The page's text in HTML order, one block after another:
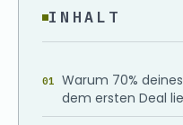
INHALT
Warum 70%
dem ersten Deal